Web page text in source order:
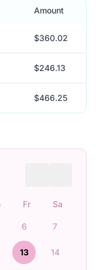
Amount
$360.02
$246.13
$466.25
Fr Sa
6 7
13 14